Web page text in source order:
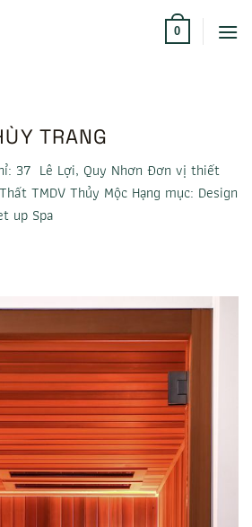
0
TRANG
37 Lê Lợi, Quy Nhơn Đơn vị thiết
TMDV Thủy Mộc Hạng mục: Design
up Spa